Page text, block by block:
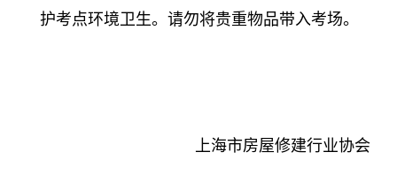
护考点环境卫生。请勿将贵重物品带入考场。
上海市房屋修建行业协会